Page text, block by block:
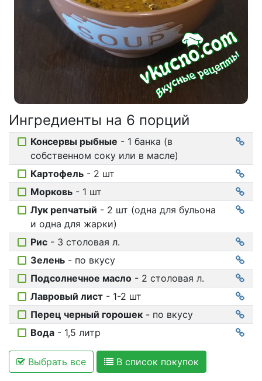
Соусы
На ужин
Мультиварка
Мясорубка
Холодильник
Ингредиенты на 6 порций
Консервы рыбные - 1 банка (в
собственном соку или в масле)
Картофель - 2 шт
Морковь - 1 шт
Лук репчатый - 2 шт (одна для бульона
и одна для жарки)
Рис - 3 столовая л.
Зелень - по вкусу
Подсолнечное масло - 2 столовая л.
Лавровый лист - 1-2 шт
Перец черный горошек - по вкусу
Вода - 1,5 литр
Выбрать все В список покупок